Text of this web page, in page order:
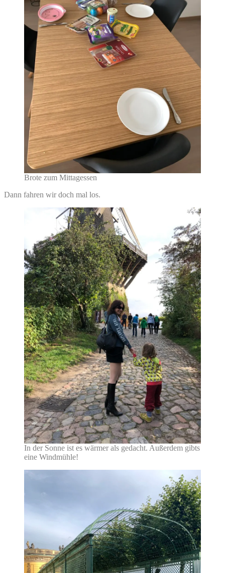
Brote zum Mittagessen
Dann fahren wir doch mal los.
In der Sonne ist es wärmer als gedacht. Außerdem gibts
eine Windmühle!